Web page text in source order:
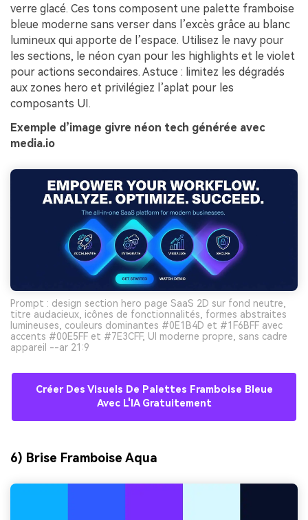
verre glacé. Ces tons composent une palette framboise
bleue moderne sans verser dans l’excès grâce au blanc
lumineux qui apporte de l’espace. Utilisez le navy pour
les sections, le néon cyan pour les highlights et le violet
pour actions secondaires. Astuce : limitez les dégradés
aux zones hero et privilégiez l’aplat pour les
composants UI.
Exemple d’image givre néon tech générée avec
media.io
Prompt : design section hero page SaaS 2D sur fond neutre,
titre audacieux, icônes de fonctionnalités, formes abstraites
lumineuses, couleurs dominantes #0E1B4D et #1F6BFF avec
accents #00E5FF et #7E3CFF, UI moderne propre, sans cadre
appareil --ar 21:9
Créer Des Visuels De Palettes Framboise Bleue
Avec L'IA Gratuitement
6) Brise Framboise Aqua